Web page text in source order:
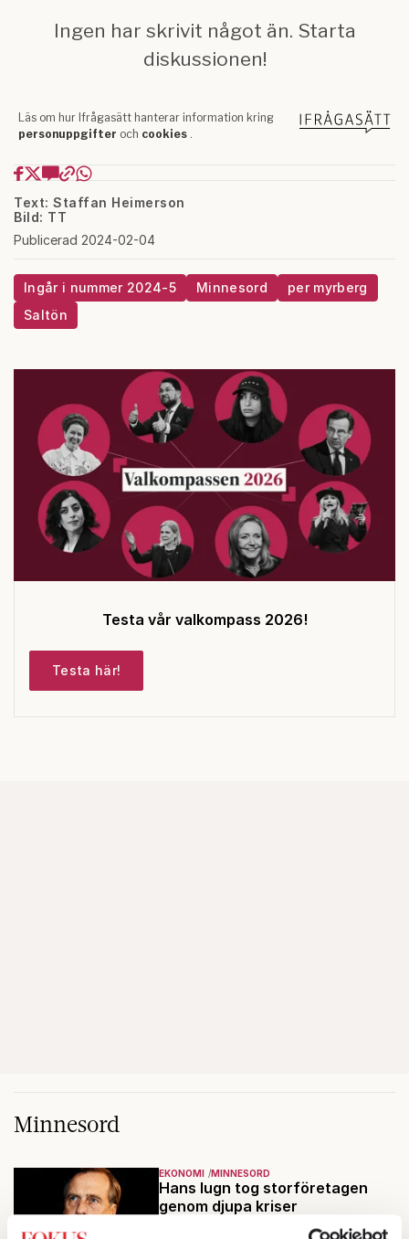
Text: Staffan Heimerson
Bild: TT
Publicerad 2024-02-04
Ingår i nummer 2024-5 Minnesord
per myrberg
Saltön
Testa vår valkompass 2026!
Testa här!
Minnesord
EKONOMI MINNESORD
Hans lugn tog storföretagen
genom djupa kriser